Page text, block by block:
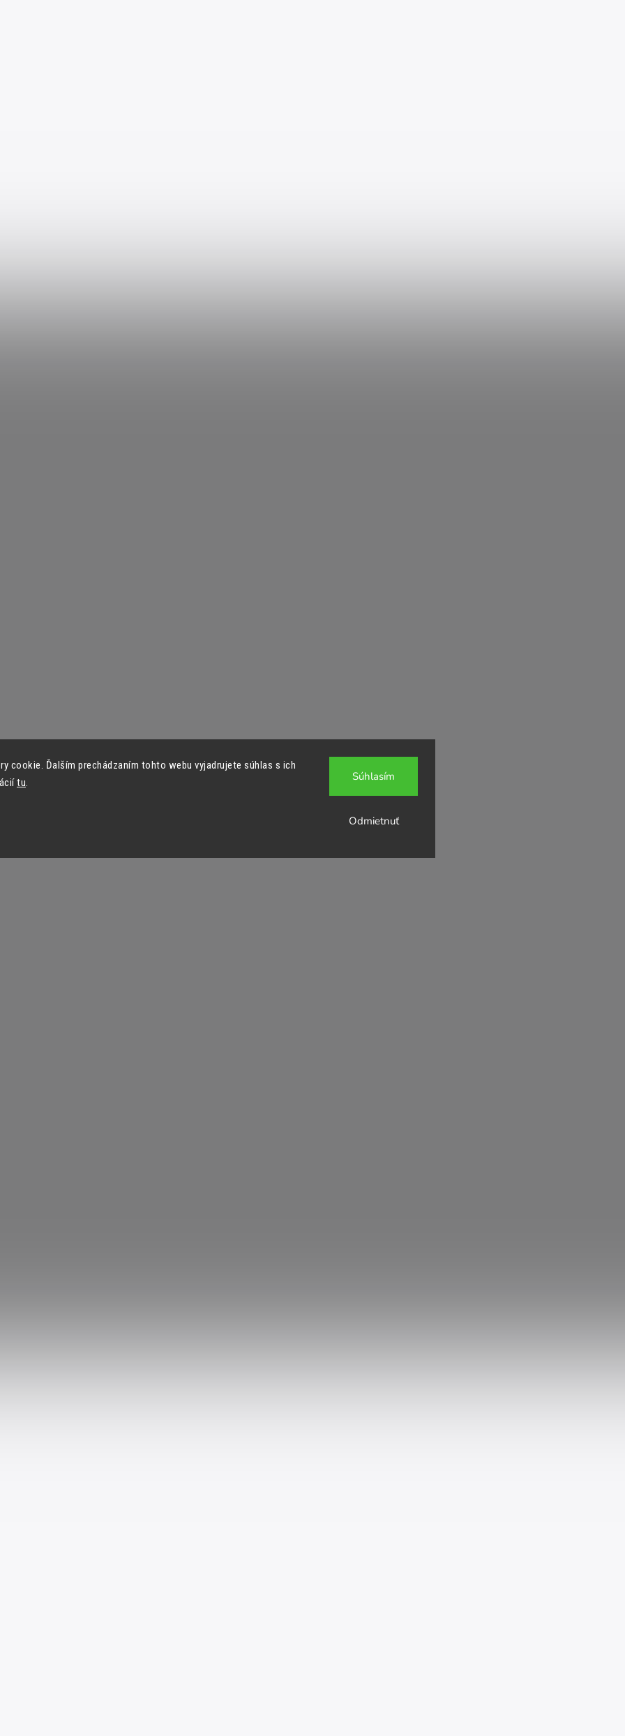
cookie. Ďalším prechádzaním tohto webu vyjadrujete súhlas s ich
tu.
Odmietnuť
Súhlasím